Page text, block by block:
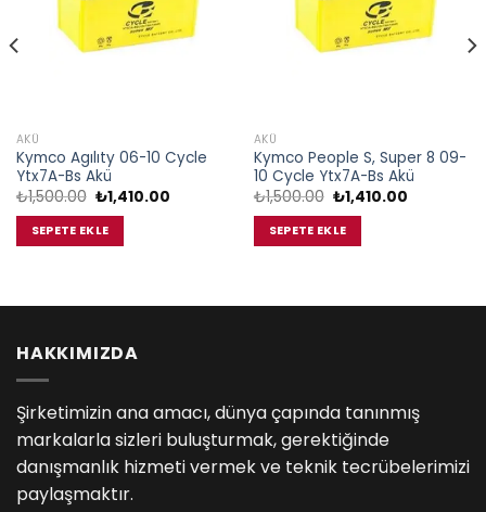
AKÜ
Kymco Agılıty 06-10 Cycle
Ytx7A-Bs Akü
₺1,500.00 Orijinal
fiyat:
₺1,500.00.
₺1,410.00Şu
SEPETE EKLE
AKÜ
Kymco People S, Super 8 09-
10 Cycle Ytx7A-Bs Akü
₺1,500.00 Orijinal
fiyat:
₺1,500.00.
₺1,410.00Şu
SEPETE EKLE
HAKKIMIZDA
Şirketimizin ana amacı, dünya çapında tanınmış
markalarla sizleri buluşturmak, gerektiğinde
danışmanlık hizmeti vermek ve teknik tecrübelerimizi
paylaşmaktır.